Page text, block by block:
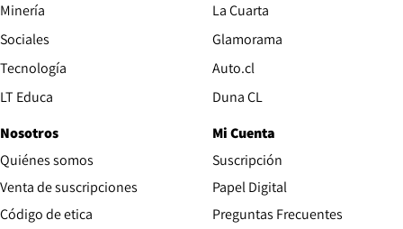
Minería
Sociales
Tecnología
LT Educa
La Cuarta
Glamorama
Auto.clOpens in new window
Duna CLOpens in new window
Nosotros
Quiénes somos
Venta de suscripciones
Código de etica Opens in new window
Mi Cuenta
Suscripción
Papel DigitalOpens in new
Preguntas Frecuentes